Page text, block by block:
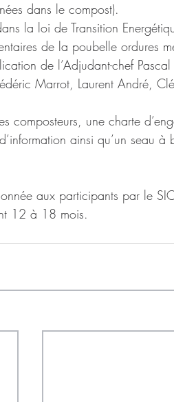
dans le compost).
la loi de Transition
de la poubelle ordures
de l’Adjudant-chef
Marrot, Laurent André,
composteurs, une charte
ainsi qu’un seau
aux participants par le
12 à 18 mois.